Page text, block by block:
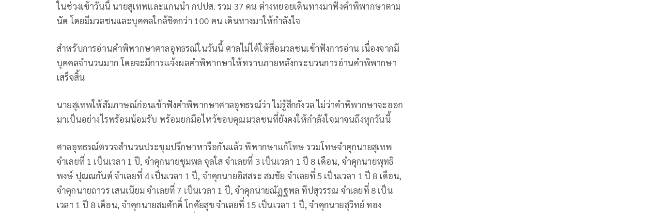
ในช่วงเช้าวันนี้ นายสุเทพและแกนนำ กปปส. รวม 37 คน ต่างทยอยเดินทางมาฟังคำพิพากษาตาม
นัด โดยมีมวลชนและบุคคลใกล้ชิดกว่า 100 คน เดินทางมาให้กำลังใจ
สำหรับการอ่านคำพิพากษาศาลอุทธรณ์ในวันนี้ ศาลไม่ได้ให้สื่อมวลชนเข้าฟังการอ่าน เนื่องจากมี
บุคคลจำนวนมาก โดยจะมีการเเจ้งผลคำพิพากษาให้ทราบภายหลังกระบวนการอ่านคำพิพากษา
เสร็จสิ้น
นายสุเทพให้สัมภาษณ์ก่อนเข้าฟังคำพิพากษาศาลอุทธรณ์ว่า ไม่รู้สึกกังวล ไม่ว่าคำพิพากษาจะออก
มาเป็นอย่างไรพร้อมน้อมรับ พร้อมยกมือไหว้ขอบคุณมวลชนที่ยังคงให้กำลังใจมาจนถึงทุกวันนี้
ศาลอุทธรณ์ตรวจสำนวนประชุมปรึกษาหารือกันแล้ว พิพากษาแก้โทษ รวมโทษจำคุกนายสุเทพ
จำเลยที่ 1 เป็นเวลา 1 ปี, จำคุกนายชุมพล จุลใส จำเลยที่ 3 เป็นเวลา 1 ปี 8 เดือน, จำคุกนายพุทธิ
พงษ์ ปุณณกันต์ จำเลยที่ 4 เป็นเวลา 1 ปี, จำคุกนายอิสสระ สมชัย จำเลยที่ 5 เป็นเวลา 1 ปี 8 เดือน,
จำคุกนายถาวร เสนเนียม จำเลยที่ 7 เป็นเวลา 1 ปี, จำคุกนายณัฏฐพล ทีปสุวรรณ จำเลยที่ 8 เป็น
เวลา 1 ปี 8 เดือน, จำคุกนายสมศักดิ์ โกศัยสุข จำเลยที่ 15 เป็นเวลา 1 ปี, จำคุกนายสุวิทย์ ทอง